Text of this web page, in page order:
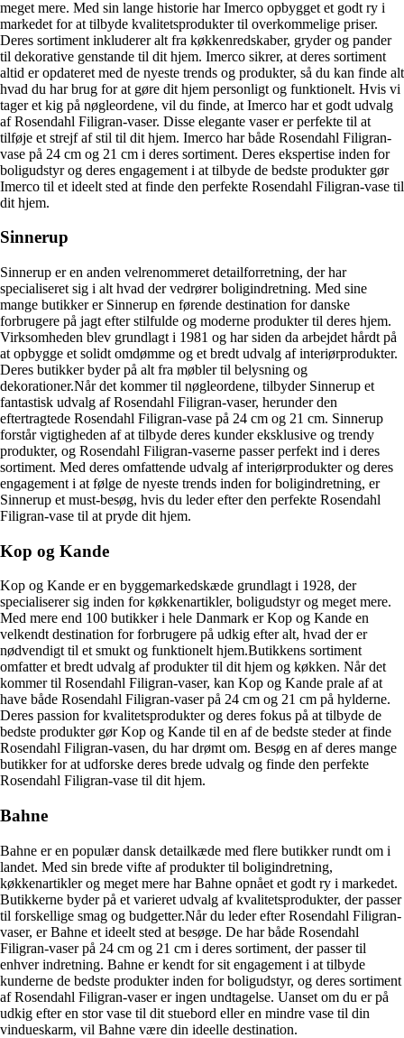
meget mere. Med sin lange historie har Imerco opbygget et godt ry i
markedet for at tilbyde kvalitetsprodukter til overkommelige priser.
Deres sortiment inkluderer alt fra køkkenredskaber, gryder og pander
til dekorative genstande til dit hjem. Imerco sikrer, at deres sortiment
altid er opdateret med de nyeste trends og produkter, så du kan finde alt
hvad du har brug for at gøre dit hjem personligt og funktionelt. Hvis vi
tager et kig på nøgleordene, vil du finde, at Imerco har et godt udvalg
af Rosendahl Filigran-vaser. Disse elegante vaser er perfekte til at
tilføje et strejf af stil til dit hjem. Imerco har både Rosendahl Filigran-
vase på 24 cm og 21 cm i deres sortiment. Deres ekspertise inden for
boligudstyr og deres engagement i at tilbyde de bedste produkter gør
Imerco til et ideelt sted at finde den perfekte Rosendahl Filigran-vase til
dit hjem.
Sinnerup
Sinnerup er en anden velrenommeret detailforretning, der har
specialiseret sig i alt hvad der vedrører boligindretning. Med sine
mange butikker er Sinnerup en førende destination for danske
forbrugere på jagt efter stilfulde og moderne produkter til deres hjem.
Virksomheden blev grundlagt i 1981 og har siden da arbejdet hårdt på
at opbygge et solidt omdømme og et bredt udvalg af interiørprodukter.
Deres butikker byder på alt fra møbler til belysning og
dekorationer.Når det kommer til nøgleordene, tilbyder Sinnerup et
fantastisk udvalg af Rosendahl Filigran-vaser, herunder den
eftertragtede Rosendahl Filigran-vase på 24 cm og 21 cm. Sinnerup
forstår vigtigheden af at tilbyde deres kunder eksklusive og trendy
produkter, og Rosendahl Filigran-vaserne passer perfekt ind i deres
sortiment. Med deres omfattende udvalg af interiørprodukter og deres
engagement i at følge de nyeste trends inden for boligindretning, er
Sinnerup et must-besøg, hvis du leder efter den perfekte Rosendahl
Filigran-vase til at pryde dit hjem.
Kop og Kande
Kop og Kande er en byggemarkedskæde grundlagt i 1928, der
specialiserer sig inden for køkkenartikler, boligudstyr og meget mere.
Med mere end 100 butikker i hele Danmark er Kop og Kande en
velkendt destination for forbrugere på udkig efter alt, hvad der er
nødvendigt til et smukt og funktionelt hjem.Butikkens sortiment
omfatter et bredt udvalg af produkter til dit hjem og køkken. Når det
kommer til Rosendahl Filigran-vaser, kan Kop og Kande prale af at
have både Rosendahl Filigran-vaser på 24 cm og 21 cm på hylderne.
Deres passion for kvalitetsprodukter og deres fokus på at tilbyde de
bedste produkter gør Kop og Kande til en af de bedste steder at finde
Rosendahl Filigran-vasen, du har drømt om. Besøg en af deres mange
butikker for at udforske deres brede udvalg og finde den perfekte
Rosendahl Filigran-vase til dit hjem.
Bahne
Bahne er en populær dansk detailkæde med flere butikker rundt om i
landet. Med sin brede vifte af produkter til boligindretning,
køkkenartikler og meget mere har Bahne opnået et godt ry i markedet.
Butikkerne byder på et varieret udvalg af kvalitetsprodukter, der passer
til forskellige smag og budgetter.Når du leder efter Rosendahl Filigran-
vaser, er Bahne et ideelt sted at besøge. De har både Rosendahl
Filigran-vaser på 24 cm og 21 cm i deres sortiment, der passer til
enhver indretning. Bahne er kendt for sit engagement i at tilbyde
kunderne de bedste produkter inden for boligudstyr, og deres sortiment
af Rosendahl Filigran-vaser er ingen undtagelse. Uanset om du er på
udkig efter en stor vase til dit stuebord eller en mindre vase til din
vindueskarm, vil Bahne være din ideelle destination.